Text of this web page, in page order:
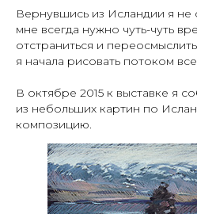
Вернувшись из Исландии я не
мне всегда нужно чуть-чуть
отстраниться и
я начала рисовать потоком
В октябре 2015 к выставке я
из небольших картин по
композицию.